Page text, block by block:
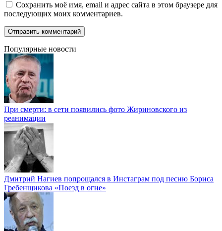
Сохранить моё имя, email и адрес сайта в этом браузере для
последующих моих комментариев.
Популярные новости
При смерти: в сети появились фото Жириновского из
реанимации
Дмитрий Нагиев попрощался в Инстаграм под песню Бориса
Гребенщикова «Поезд в огне»